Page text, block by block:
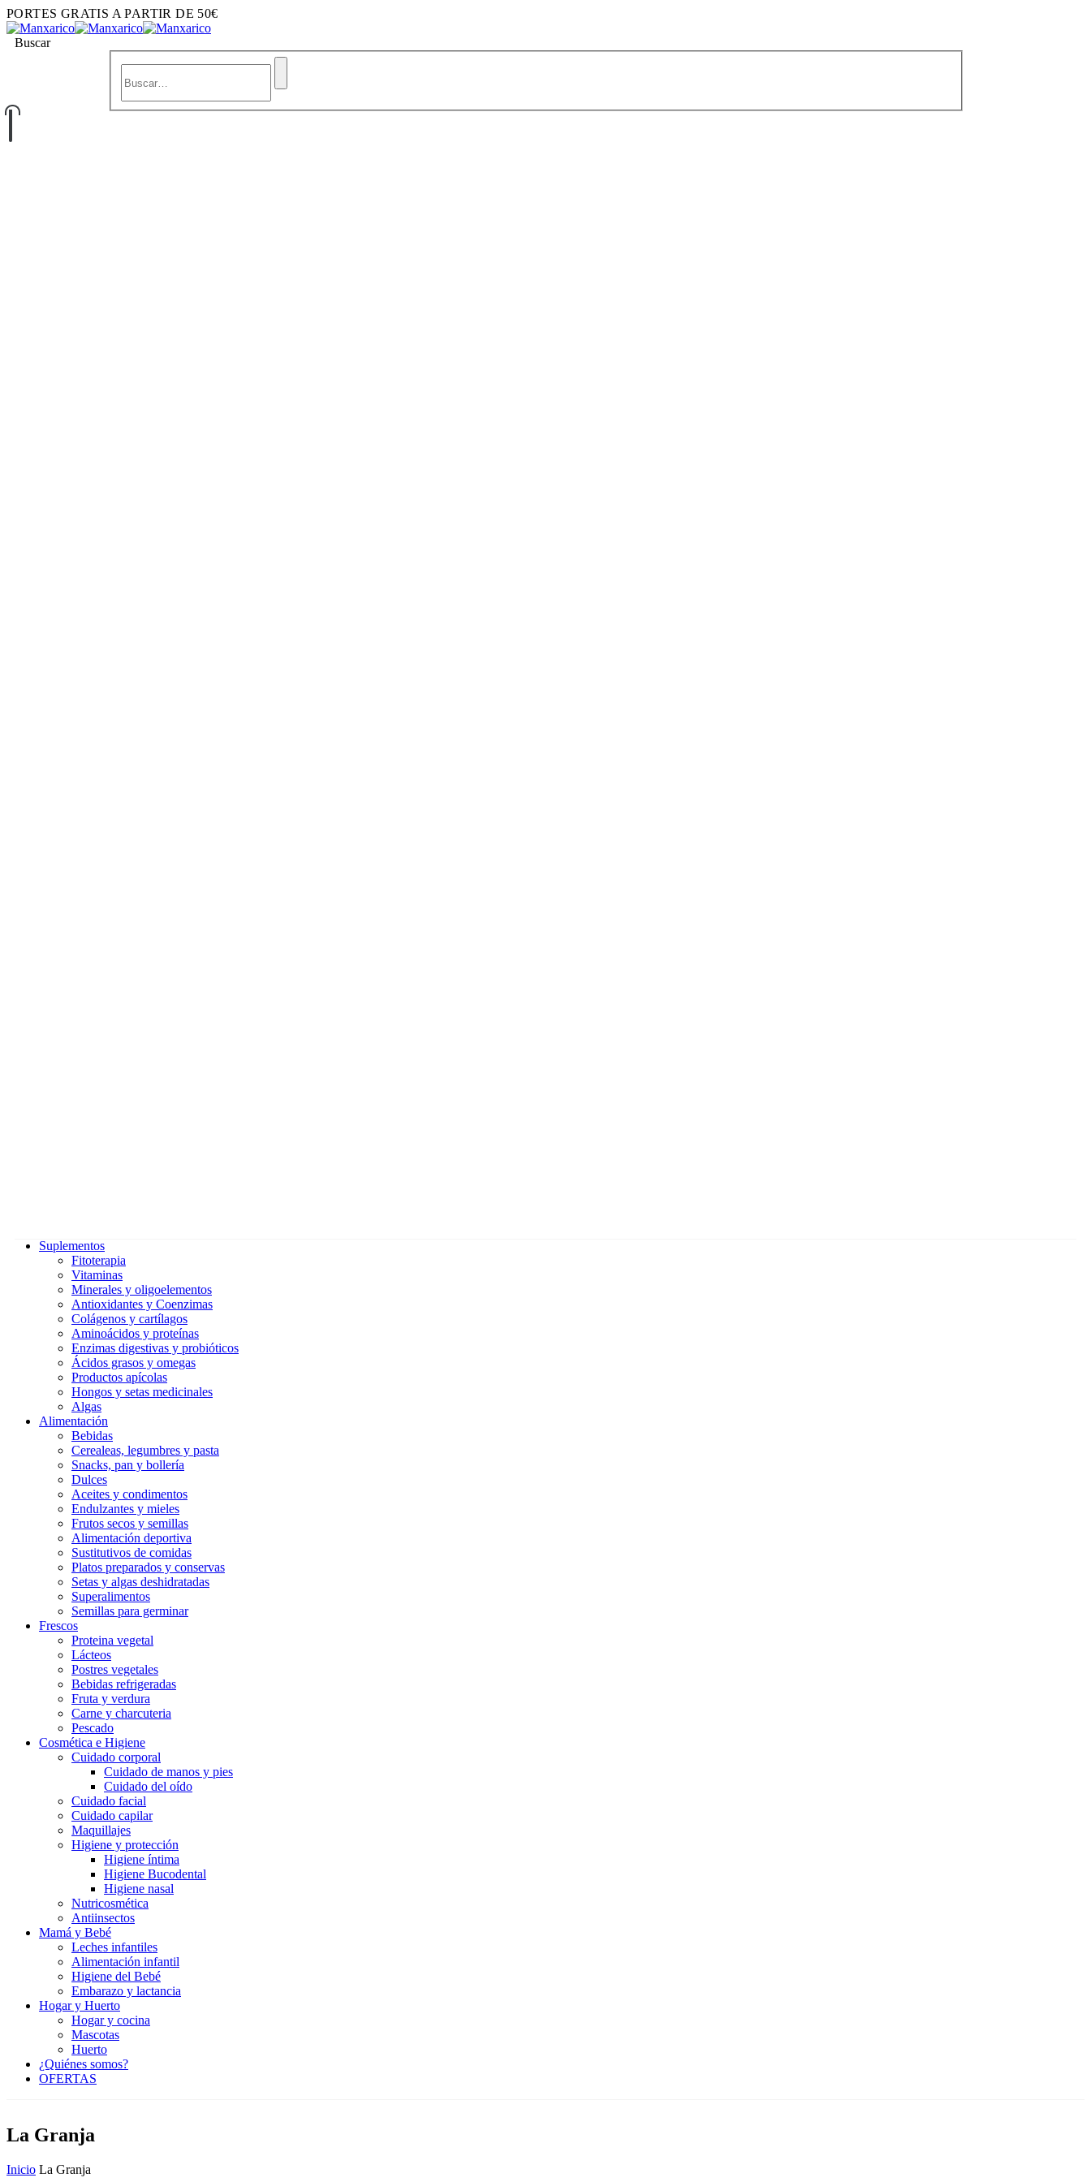
PORTES GRATIS A PARTIR DE 50€
Buscar
Suplementos
Fitoterapia
Vitaminas
Minerales y oligoelementos
Antioxidantes y Coenzimas
Colágenos y cartílagos
Aminoácidos y proteínas
Enzimas digestivas y probióticos
Ácidos grasos y omegas
Productos apícolas
Hongos y setas medicinales
Algas
Alimentación
Bebidas
Cerealeas, legumbres y pasta
Snacks, pan y bollería
Dulces
Aceites y condimentos
Endulzantes y mieles
Frutos secos y semillas
Alimentación deportiva
Sustitutivos de comidas
Platos preparados y conservas
Setas y algas deshidratadas
Superalimentos
Semillas para germinar
Frescos
Proteina vegetal
Lácteos
Postres vegetales
Bebidas refrigeradas
Fruta y verdura
Carne y charcuteria
Pescado
Cosmética e Higiene
Cuidado corporal
Cuidado de manos y pies
Cuidado del oído
Cuidado facial
Cuidado capilar
Maquillajes
Higiene y protección
Higiene íntima
Higiene Bucodental
Higiene nasal
Nutricosmética
Antiinsectos
Mamá y Bebé
Leches infantiles
Alimentación infantil
Higiene del Bebé
Embarazo y lactancia
Hogar y Huerto
Hogar y cocina
Mascotas
Huerto
¿Quiénes somos?
OFERTAS
La Granja
Inicio La Granja